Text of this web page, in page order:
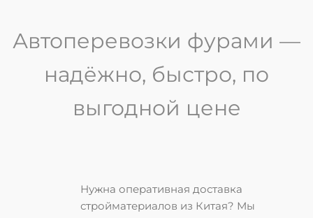
Автоперевозки фурами —
надёжно, быстро, по
выгодной цене
Нужна оперативная доставка
стройматериалов из Китая? Мы